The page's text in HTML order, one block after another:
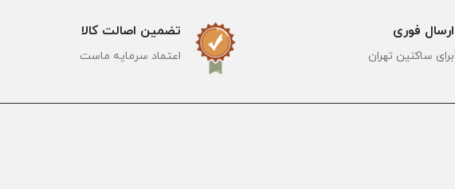
تضمین اصالت کالا
اعتماد سرمایه ماست
ارسال فوری
برای ساکنین تهران